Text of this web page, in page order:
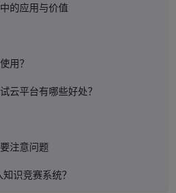
的应用与价值
用？
云平台有哪些好处？
注意问题
识竞赛系统？